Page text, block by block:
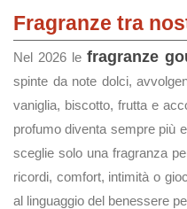
Fragranze tra
Nel 2026 le fragranze
spinte da note dolci,
vaniglia, biscotto, frutta e
profumo diventa sempre più
sceglie solo una fragranza
ricordi, comfort, intimità o
al linguaggio del benessere